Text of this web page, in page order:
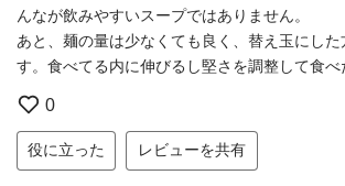
んなが飲みやすいスープではありません。
あと、麺の量は少なくても良く、替え玉にした
す。食べてる内に伸びるし堅さを調整して食べ
0
役に立った レビューを共有